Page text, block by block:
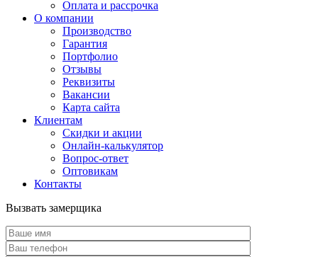
Оплата и рассрочка
О компании
Производство
Гарантия
Портфолио
Отзывы
Реквизиты
Вакансии
Карта сайта
Клиентам
Скидки и акции
Онлайн-калькулятор
Вопрос-ответ
Оптовикам
Контакты
Вызвать замерщика